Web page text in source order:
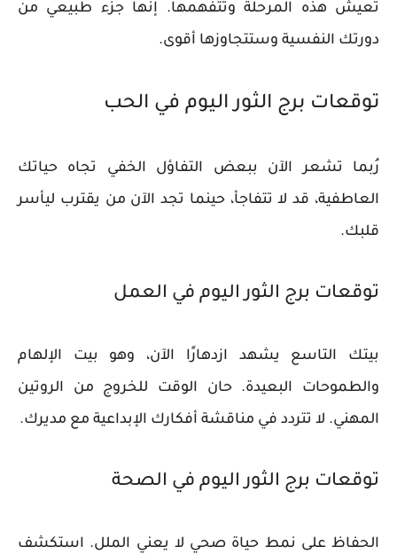
تعيش هذه المرحلة وتتفهمها. إنها جزء طبيعي من
دورتك النفسية وستتجاوزها أقوى.
توقعات برج الثور اليوم في الحب
رُبما تشعر الآن ببعض التفاؤل الخفي تجاه حياتك
العاطفية، قد لا تتفاجأ، حينما تجد الآن من يقترب ليأسر
قلبك.
توقعات برج الثور اليوم في العمل
بيتك التاسع يشهد ازدهارًا الآن، وهو بيت الإلهام
والطموحات البعيدة. حان الوقت للخروج من الروتين
المهني. لا تتردد في مناقشة أفكارك الإبداعية مع مديرك.
توقعات برج الثور اليوم في الصحة
الحفاظ على نمط حياة صحي لا يعني الملل. استكشف